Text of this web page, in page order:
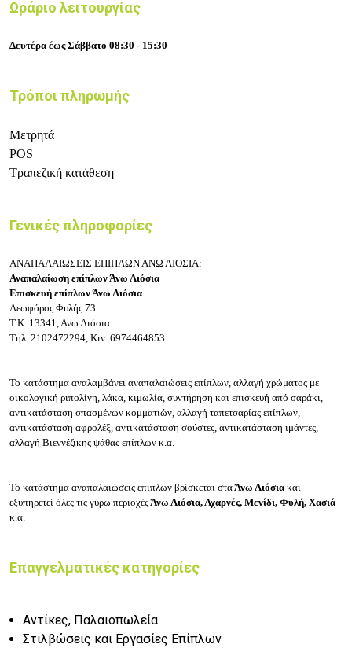
Ωράριο λειτουργίας
Δευτέρα έως Σάββατο 08:30 - 15:30
Τρόποι πληρωμής
Μετρητά
POS
Τραπεζική κατάθεση
Γενικές πληροφορίες
ΑΝΑΠΑΛΑΙΩΣΕΙΣ ΕΠΙΠΛΩΝ ΑΝΩ ΛΙΟΣΙΑ:
Αναπαλαίωση επίπλων Άνω Λιόσια
Επισκευή επίπλων Άνω Λιόσια
Λεωφόρος Φυλής 73
Τ.Κ. 13341, Ανω Λιόσια
Τηλ. 2102472294, Κιν. 6974464853
Το κατάστημα αναλαμβάνει αναπαλαιώσεις επίπλων, αλλαγή χρώματος με
οικολογική ριπολίνη, λάκα, κιμωλία, συντήρηση και επισκευή από σαράκι,
αντικατάσταση σπασμένων κομματιών, αλλαγή ταπετσαρίας επίπλων,
αντικατάσταση αφρολέξ, αντικατάσταση σούστες, αντικατάσταση ιμάντες,
αλλαγή Βιεννέζικης ψάθας επίπλων κ.α.
Το κατάστημα αναπαλαιώσεις επίπλων βρίσκεται σταΆνω Λιόσια και
εξυπηρετεί όλες τις γύρω περιοχέςΆνω Λιόσια, Αχαρνές, Μενίδι, Φυλή, Χασιά
κ.α.
Επαγγελματικές κατηγορίες
Αντίκες, Παλαιοπωλεία
Στιλβώσεις και Εργασίες Επίπλων